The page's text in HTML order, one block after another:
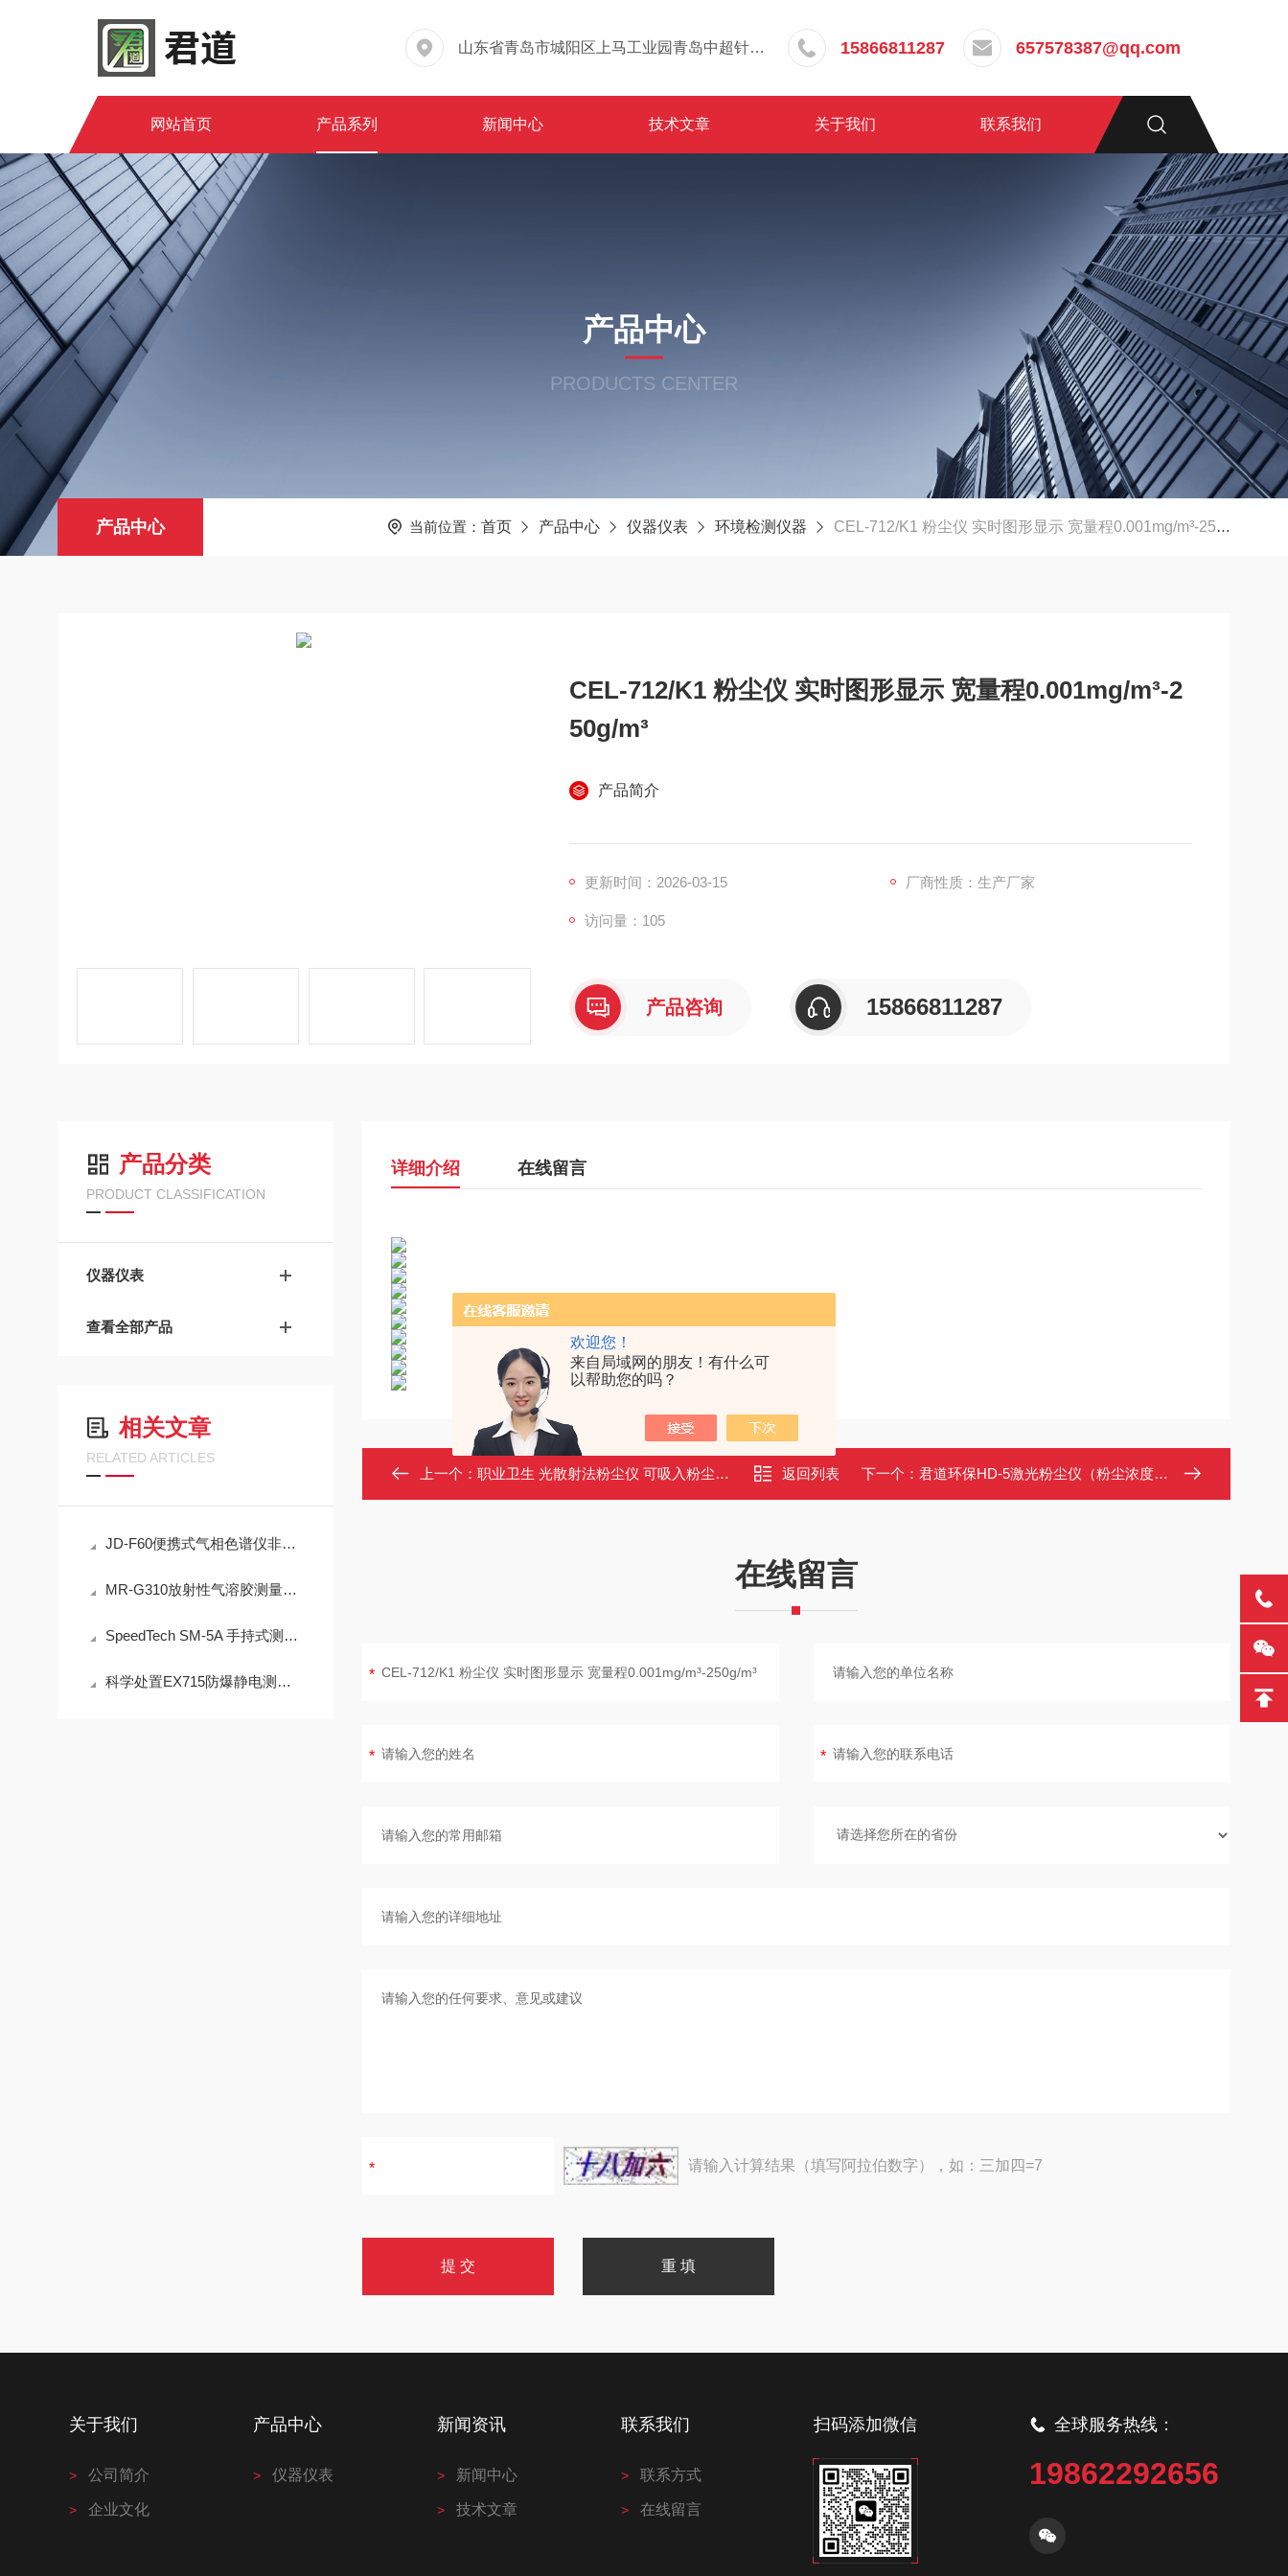
欢迎您！
来自局域网的朋友！有什么可
以帮助您的吗？
山东省青岛市城阳区上马工业园青岛中超针织有限公司院内东办公楼三层 15866811287 657578387@qq.com
网站首页 产品系列 新闻中心 技术文章 关于我们 联系我们
产品中心
PRODUCTS CENTER
产品中心 当前位置： 首页 产品中心 仪器仪表 环境检测仪器 CEL-712/K1 粉尘仪 实时图形显示 宽量程0.001mg/m³-250g/m³
CEL-712/K1 粉尘仪 实时图形显示 宽量程0.001mg/m³-2
50g/m³
产品简介
更新时间：2026-03-15 厂商性质：生产厂家
访问量：105
产品咨询 15866811287
产品分类
PRODUCT CLASSIFICATION
仪器仪表
查看全部产品
相关文章
RELATED ARTICLES
JD-F60便携式气相色谱仪非甲烷总烃现场快速检测技术方案
MR-G310放射性气溶胶测量仪：IP65防护与-40℃~+50℃宽温工作能力
SpeedTech SM-5A 手持式测深仪声学测量原理与性能分析
科学处置EX715防爆静电测试仪故障可有效保障检测工作正常开展
详细介绍 在线留言
上一个： 职业卫生 光散射法粉尘仪 可吸入粉尘浓度连续测试仪JD-M1 返回列表 下一个： 君道环保HD-5激光粉尘仪（粉尘浓度检测以及采样）
在线留言
请输入计算结果（填写阿拉伯数字），如：三加四=7
关于我们
公司简介
企业文化
产品中心
仪器仪表
新闻资讯
新闻中心
技术文章
联系我们
联系方式
在线留言
扫码添加微信 全球服务热线：
19862292656